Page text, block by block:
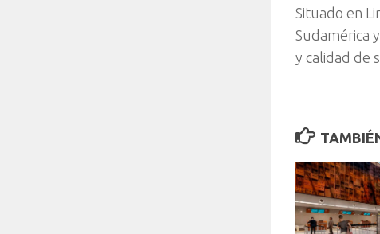
Situado en
Sudamérica
y calidad de